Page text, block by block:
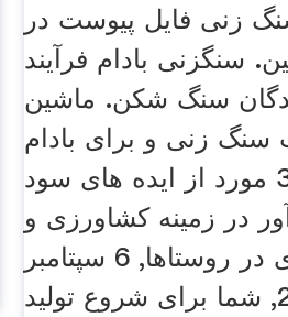
زنی فایل پیوست در
سنگزنی بادام فرآیند
سنگ شکن. ماشین
سنگ زنی و برای بادام
زمینی 34 مورد از ایده های سود
در زمینه کشاورزی و
دامداری در روستاها, 6 سپتامبر
2016, شما برای شروع تولید